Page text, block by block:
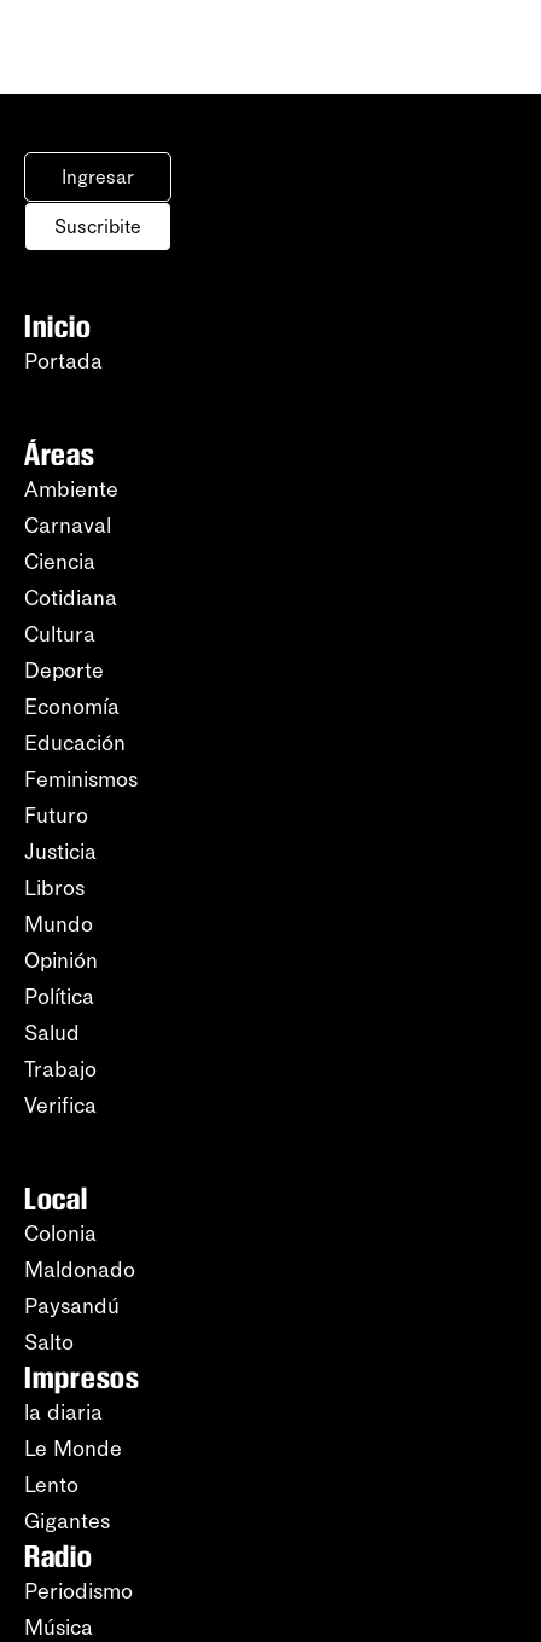
Ingresar
Suscribite
Inicio
Portada
Áreas
Ambiente
Carnaval
Ciencia
Cotidiana
Cultura
Deporte
Economía
Educación
Feminismos
Futuro
Justicia
Libros
Mundo
Opinión
Política
Salud
Trabajo
Verifica
Local
Colonia
Maldonado
Paysandú
Salto
Impresos
la diaria
Le Monde
Lento
Gigantes
Radio
Periodismo
Música